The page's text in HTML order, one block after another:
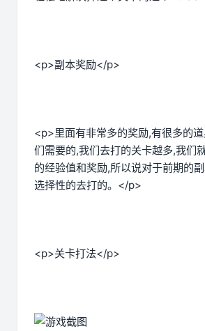
<p>副本奖励</p>
<p>里面有非常多的奖励,有很多的
们需要的,我们去打的关卡越多,我们
的经验值和奖励,所以说对于前期的
选择性的去打的。</p>
<p>关卡打法</p>